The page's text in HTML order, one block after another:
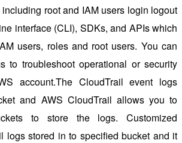
root and IAM users login logout
interface (CLI), SDKs, and APIs which
users, roles and root users. You can
to troubleshoot operational or security
account.The CloudTrail event logs
and AWS CloudTrail allows you to
to store the logs. Customized
logs stored in to specified bucket and it